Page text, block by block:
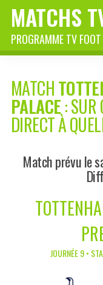
MATCHS
PROGRAMME TV FOOT
MATCH
PALACE: SUR
DIRECT À
Match prévu le
JOURNÉE 9 •